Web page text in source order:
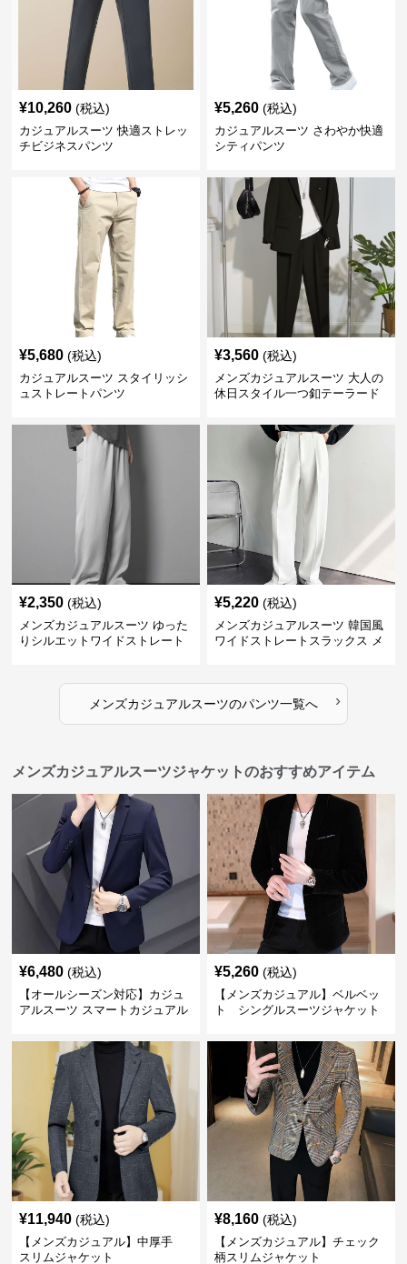
¥10,260 (税込)
カジュアルスーツ 快適ストレッ
チビジネスパンツ
¥5,260 (税込)
カジュアルスーツ さわやか快適
シティパンツ
¥5,680 (税込)
カジュアルスーツ スタイリッシ
ュストレートパンツ
¥3,560 (税込)
メンズカジュアルスーツ 大人の
休日スタイル一つ釦テーラード
¥2,350 (税込)
メンズカジュアルスーツ ゆった
りシルエットワイドストレート
¥5,220 (税込)
メンズカジュアルスーツ 韓国風
ワイドストレートスラックス メ
メンズカジュアルスーツのパンツ一覧へ ›
メンズカジュアルスーツジャケットのおすすめアイテム
¥6,480 (税込)
【オールシーズン対応】カジュ
アルスーツ スマートカジュアル
¥5,260 (税込)
【メンズカジュアル】ベルベッ
ト シングルスーツジャケット
¥11,940 (税込)
【メンズカジュアル】中厚手
スリムジャケット
¥8,160 (税込)
【メンズカジュアル】チェック
柄スリムジャケット